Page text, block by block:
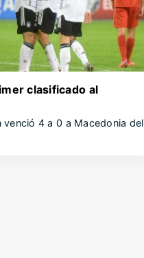
clasificado al
venció 4 a 0 a Macedonia del